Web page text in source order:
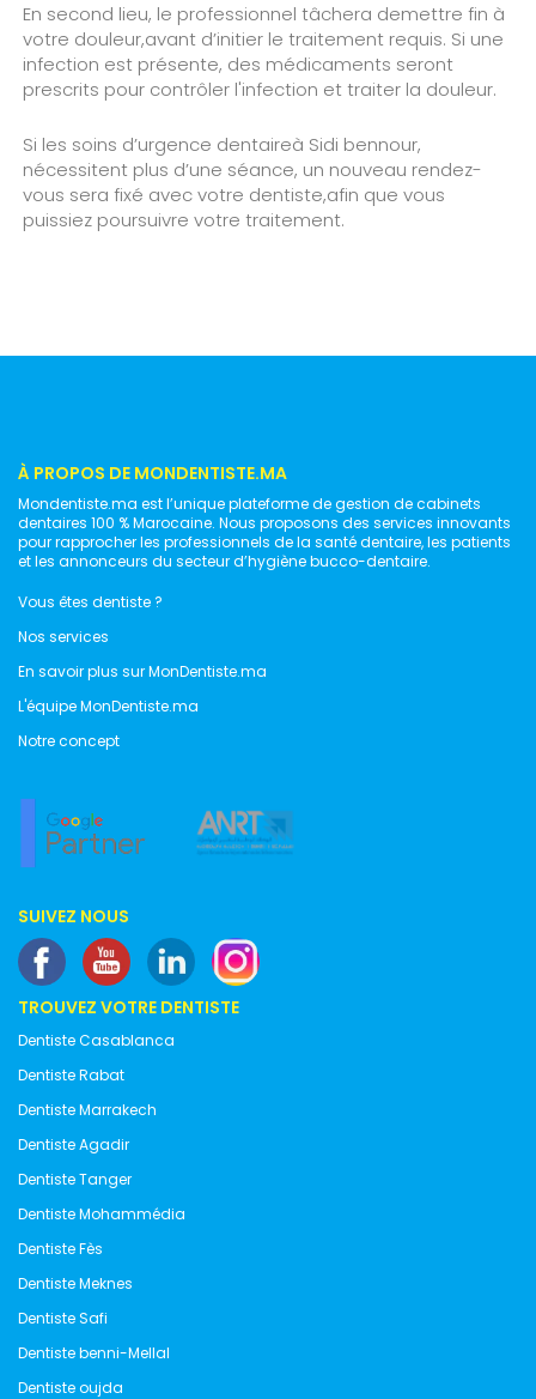
En second lieu, le professionnel tâchera demettre fin à
votre douleur,avant d’initier le traitement requis. Si une
infection est présente, des médicaments seront
prescrits pour contrôler l'infection et traiter la douleur.
Si les soins d’urgence dentaireà Sidi bennour,
nécessitent plus d’une séance, un nouveau rendez-
vous sera fixé avec votre dentiste,afin que vous
puissiez poursuivre votre traitement.
À PROPOS DE MONDENTISTE.MA
Mondentiste.ma est l’unique plateforme de gestion de cabinets
dentaires 100 % Marocaine. Nous proposons des services innovants
pour rapprocher les professionnels de la santé dentaire, les patients
et les annonceurs du secteur d’hygiène bucco-dentaire.
Vous êtes dentiste ?
Nos services
En savoir plus sur MonDentiste.ma
L'équipe MonDentiste.ma
Notre concept
SUIVEZ NOUS
TROUVEZ VOTRE DENTISTE
Dentiste Casablanca
Dentiste Rabat
Dentiste Marrakech
Dentiste Agadir
Dentiste Tanger
Dentiste Mohammédia
Dentiste Fès
Dentiste Meknes
Dentiste Safi
Dentiste benni-Mellal
Dentiste oujda